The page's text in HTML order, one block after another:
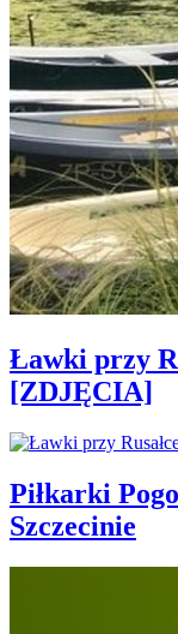
Ławki przy
[ZDJĘCIA]
Piłkarki
Szczecinie